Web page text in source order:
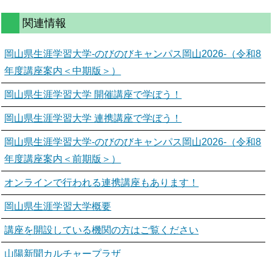
関連情報
岡山県生涯学習大学-のびのびキャンパス岡山2026-（令和8
年度講座案内＜中期版＞）
岡山県生涯学習大学 開催講座で学ぼう！
岡山県生涯学習大学 連携講座で学ぼう！
岡山県生涯学習大学-のびのびキャンパス岡山2026-（令和8
年度講座案内＜前期版＞）
オンラインで行われる連携講座もあります！
岡山県生涯学習大学概要
講座を開設している機関の方はご覧ください
山陽新聞カルチャープラザ